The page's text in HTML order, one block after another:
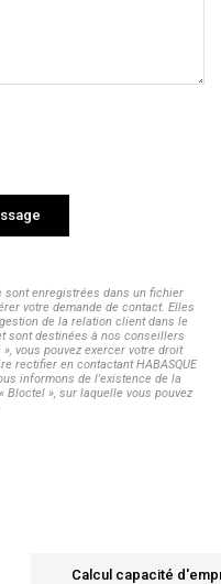
enregistrées dans un fichier
votre demande de contact. Elles
de la relation client dans le
sont destinées à nos conseillers
vous pouvez exercer votre droit
rectifier en contactant HABASQUE
informons de l'existence de la
Bloctel », sur laquelle vous pouvez
Calcul capacité